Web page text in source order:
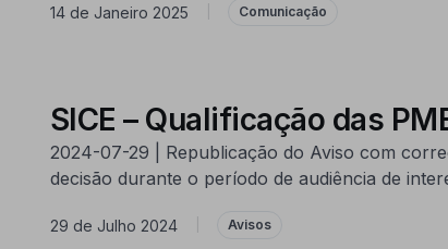
14 de Janeiro 2025 Comunicação
SICE – Qualificação das
2024-07-29 | Republicação do Aviso com
decisão durante o período de audiência de
29 de Julho 2024 Avisos